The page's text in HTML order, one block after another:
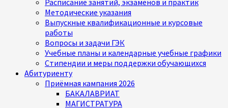
Расписание занятий, экзаменов и практик
Методические указания
Выпускные квалификационные и курсовые
работы
Вопросы и задачи ГЭК
Учебные планы и календарные учебные графики
Стипендии и меры поддержки обучающихся
Абитуриенту
Приёмная кампания 2026
БАКАЛАВРИАТ
МАГИСТРАТУРА